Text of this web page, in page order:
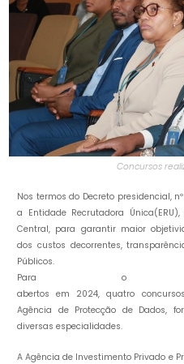
Concursos
Nos termos do Decreto presidencial,
a Entidade Recrutadora
Central, para garantir maior
dos custos decorrentes,
Públicos.
Para o
abertos em 2024, quatro
Agência de Protecção de Dados,
diversas especialidades.
A Agência de Investimento Privado e